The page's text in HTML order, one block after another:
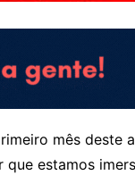
mês deste
estamos